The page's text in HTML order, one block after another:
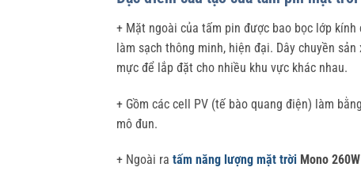
+ Mặt ngoài của tấm pin được bao bọc lớp
làm sạch thông minh, hiện đại. Dây chuyền
mực để lắp đặt cho nhiều khu vực khác nhau.
+ Gồm các cell PV (tế bào quang điện) làm
mô đun.
+ Ngoài ra tấm năng lượng mặt trời Mono 260W